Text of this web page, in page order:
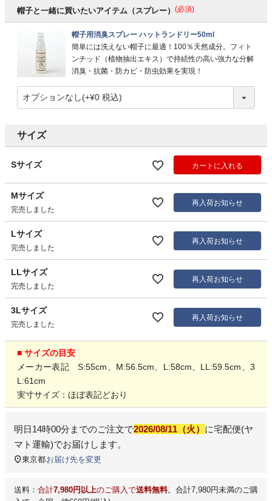
帽子と一緒に買いたいアイテム（スプレー） (必須)
帽子用消臭スプレー ハットランドリー50ml
簡単には洗えない帽子に最適！100％天然成分。フィト
ンチッド（植物抽出エキス）で持続性の高い強力な分解
消臭・抗菌・防カビ・防虫効果を実現！
サイズ
Sサイズ カートに入れる
Mサイズ
完売しました
再入荷お知らせ
Lサイズ
完売しました
再入荷お知らせ
LLサイズ
完売しました
再入荷お知らせ
3Lサイズ
完売しました
再入荷お知らせ
■ サイズの目安
メーカー表記 S:55cm、M:56.5cm、L:58cm、LL:59.5cm、3
L:61cm
実寸サイズ：ほぼ表記どおり
明日14時00分 までのご注文で2026/08/11（火） に宅配便(ヤ
マト運輸)でお届けします。
東京都お届け先を変更
送料： 合計7,980円以上のご購入で送料無料。合計7,980円未満のご購